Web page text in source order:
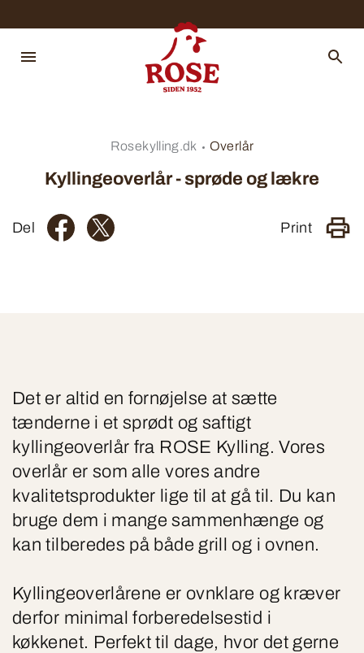
Rosekylling.dk Overlår
Kyllingeoverlår - sprøde og lækre
Del Print
Det er altid en fornøjelse at sætte
tænderne i et sprødt og saftigt
kyllingeoverlår fra ROSE Kylling. Vores
overlår er som alle vores andre
kvalitetsprodukter lige til at gå til. Du kan
bruge dem i mange sammenhænge og
kan tilberedes på både grill og i ovnen.
Kyllingeoverlårene er ovnklare og kræver
derfor minimal forberedelsestid i
køkkenet. Perfekt til dage, hvor det gerne